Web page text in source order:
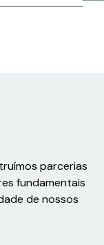
parcerias
fundamentais
de nossos